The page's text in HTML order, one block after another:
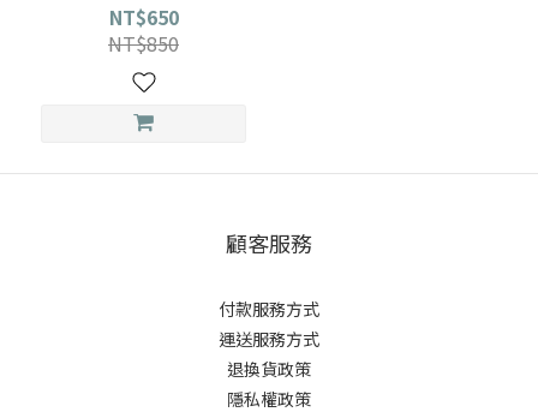
NT$650
NT$850
顧客服務
付款服務方式
運送服務方式
退換貨政策
隱私權政策